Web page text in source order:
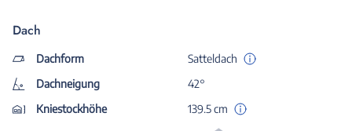
Dach
Dachform
Satteldach
Dachneigung
42°
Kniestockhöhe
139.5 cm